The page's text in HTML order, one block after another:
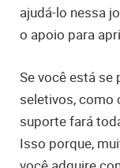
ajudá-lo nessa
o apoio para
Se você está
seletivos, como
suporte fará
Isso porque,